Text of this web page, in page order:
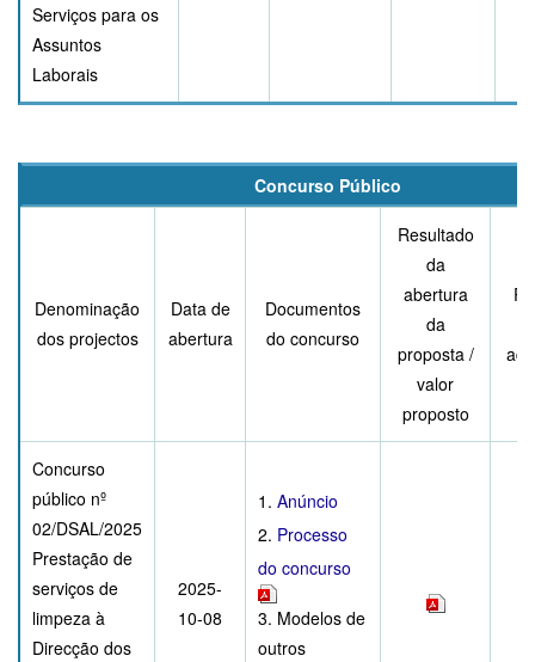
Serviços para os
Assuntos
Laborais
Concurso Público
Denominação
dos projectos
Data de
abertura
Documentos
do concurso
Resultado
da
abertura
da
proposta /
valor
proposto
Concurso
público nº
02/DSAL/2025
Prestação de
serviços de
limpeza à
Direcção dos
2025-
10-08
1. Anúncio
2. Processo
do concurso
3. Modelos de
outros